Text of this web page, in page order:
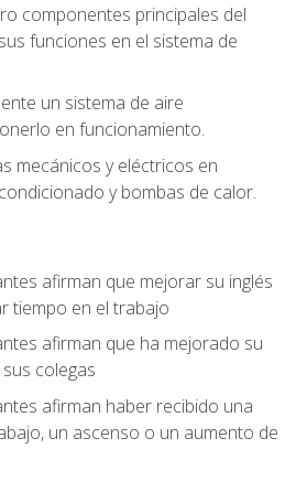
componentes principales del
funciones en el sistema de
un sistema de aire
en funcionamiento.
mecánicos y eléctricos en
y bombas de calor.
afirman que mejorar su inglés
tiempo en el trabajo
afirman que ha mejorado su
colegas
afirman haber recibido una
un ascenso o un aumento de